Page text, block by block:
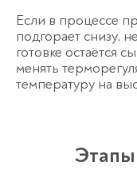
Если в процессе
подгорает снизу,
готовке остаётся
менять
температуру на
Этапы